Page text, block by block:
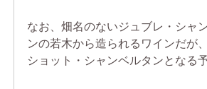
なお、畑名のないジュブレ・シャ
ンの若木から造られるワインだが
ショット・シャンベルタンとなる